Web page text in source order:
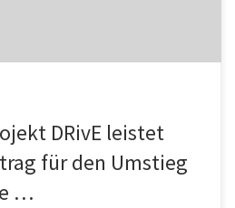
DRivE leistet
für den Umstieg
…